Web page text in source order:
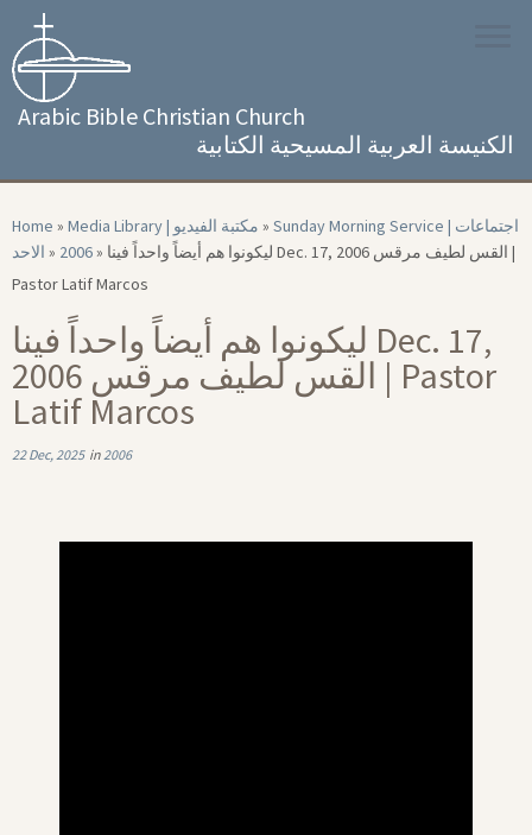
content
Arabic Bible Christian Church
الكنيسة العربية المسيحية الكتابية
Home » Media Library | مكتبة الفيديو » Sunday Morning Service | اجتماعات
الاحد » 2006» ليكونوا هم أيضاً واحداً فينا Dec. 17, 2006 القس لطيف مرقس |
Pastor Latif Marcos
ليكونوا هم أيضاً واحداً فينا Dec. 17,
2006 القس لطيف مرقس | Pastor
Latif Marcos
22 Dec, 2025in2006